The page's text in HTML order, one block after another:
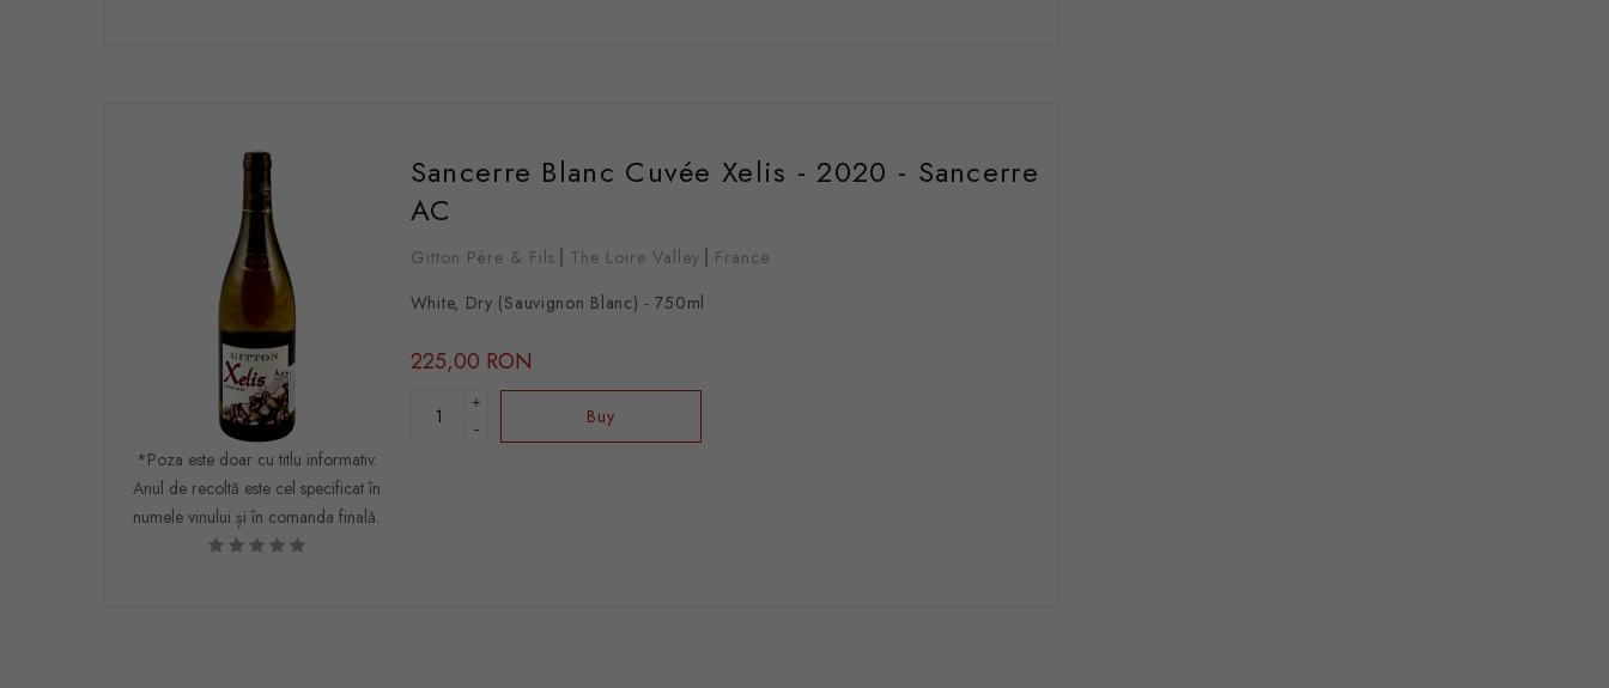
*Poza este doar cu titlu informativ.
Anul de recoltă este cel specificat în
numele vinului și în comanda finală.
Sancerre Blanc Cuvée Xelis - 2020 - Sancerre
AC
Gitton Père & Fils The Loire Valley
France
White, Dry (Sauvignon Blanc) - 750ml
225,00 RON
+
-
Buy